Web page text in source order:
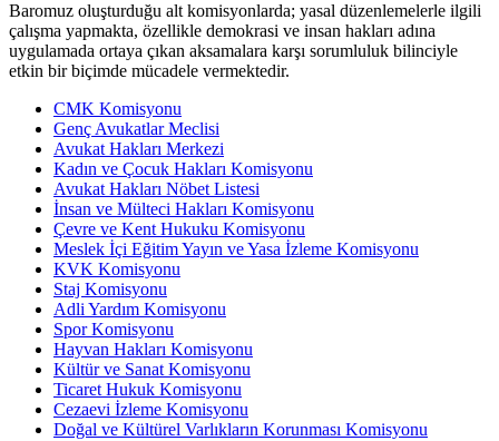
Baromuz oluşturduğu alt komisyonlarda; yasal düzenlemelerle ilgili
çalışma yapmakta, özellikle demokrasi ve insan hakları adına
uygulamada ortaya çıkan aksamalara karşı sorumluluk bilinciyle
etkin bir biçimde mücadele vermektedir.
CMK Komisyonu
Genç Avukatlar Meclisi
Avukat Hakları Merkezi
Kadın ve Çocuk Hakları Komisyonu
Avukat Hakları Nöbet Listesi
İnsan ve Mülteci Hakları Komisyonu
Çevre ve Kent Hukuku Komisyonu
Meslek İçi Eğitim Yayın ve Yasa İzleme Komisyonu
KVK Komisyonu
Staj Komisyonu
Adli Yardım Komisyonu
Spor Komisyonu
Hayvan Hakları Komisyonu
Kültür ve Sanat Komisyonu
Ticaret Hukuk Komisyonu
Cezaevi İzleme Komisyonu
Doğal ve Kültürel Varlıkların Korunması Komisyonu